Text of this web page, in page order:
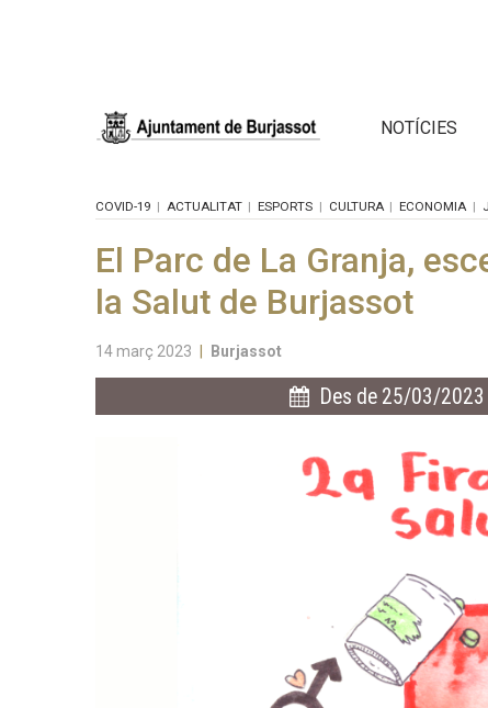
NOTÍCIES
COVID-19 ACTUALITAT ESPORTS CULTURA ECONOMIA
El Parc de La Granja,
la Salut de Burjassot
14 març 2023 Burjassot
Des de 25/03/